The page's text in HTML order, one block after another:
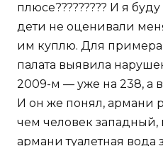
плюсе????????? И я
дети не оценивали
им куплю. Для
палата выявила
2009-м — уже на 238, а
И он же понял, армани
чем человек
армани туалетная вода